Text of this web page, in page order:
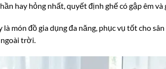
hay hỏng nhất, quyết định ghế có gập êm và
là món đồ gia dụng đa năng, phục vụ tốt cho
trời.